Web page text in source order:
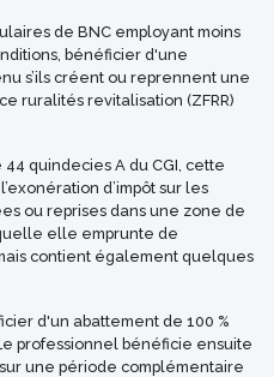
de BNC employant moins
bénéficier d'une
s’ils créent ou reprennent une
ruralités revitalisation (ZFRR)
quindecies A du CGI, cette
d’impôt sur les
ou reprises dans une zone de
elle emprunte de
contient également quelques
d'un abattement de 100 %
professionnel bénéficie ensuite
une période complémentaire